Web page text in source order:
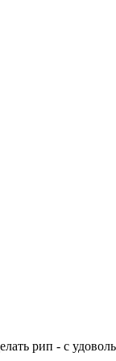
рип - с